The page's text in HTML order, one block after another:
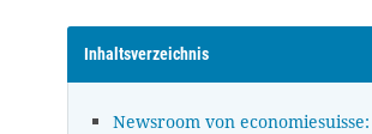
Inhaltsverzeichnis
Newsroom von